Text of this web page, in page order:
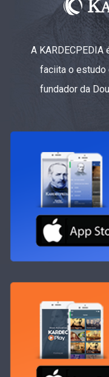
A
faciita o estudo
fundador da